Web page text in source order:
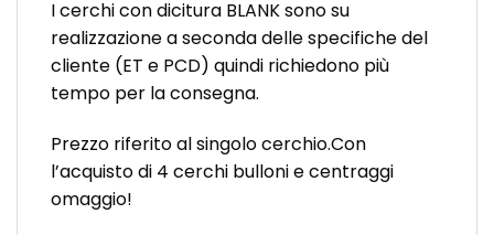
I cerchi con dicitura BLANK sono su
realizzazione a seconda delle specifiche del
cliente (ET e PCD) quindi richiedono più
tempo per la consegna.
Prezzo riferito al singolo cerchio.Con
l’acquisto di 4 cerchi bulloni e centraggi
omaggio!